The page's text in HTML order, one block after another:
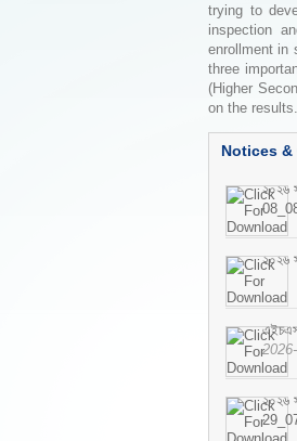
trying to
inspection
enrollment in
three
(Higher
on the results.
Notices
২০২৬
২০২৬
২০২৬